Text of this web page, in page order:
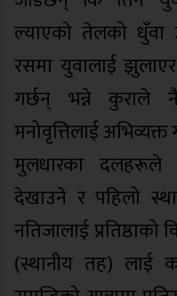
ल्याएको तेलको धुँवा
रसमा युवालाई झुलाएर
गर्छन् भन्ने कुराले
मनोवृत्तिलाई अभिव्यक्त
मुलधारका दलहरूले
देखाउने र पहिलो
नतिजालाई
(स्थानीय तह) लाई